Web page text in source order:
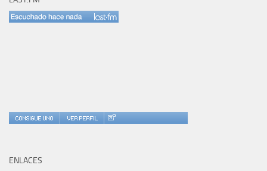
ENLACES